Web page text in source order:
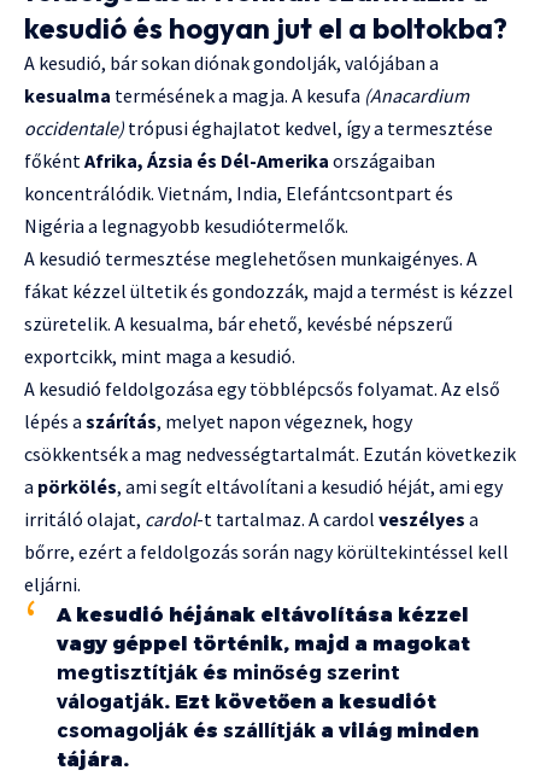
kesudió és hogyan jut el a boltokba?
A kesudió, bár sokan diónak gondolják, valójában a
kesualma termésének a magja. A kesufa (Anacardium
occidentale) trópusi éghajlatot kedvel, így a termesztése
főként Afrika, Ázsia és Dél-Amerika országaiban
koncentrálódik. Vietnám, India, Elefántcsontpart és
Nigéria a legnagyobb kesudiótermelők.
A kesudió termesztése meglehetősen munkaigényes. A
fákat kézzel ültetik és gondozzák, majd a termést is kézzel
szüretelik. A kesualma, bár ehető, kevésbé népszerű
exportcikk, mint maga a kesudió.
A kesudió feldolgozása egy többlépcsős folyamat. Az első
lépés a szárítás, melyet napon végeznek, hogy
csökkentsék a mag nedvességtartalmát. Ezután következik
a pörkölés, ami segít eltávolítani a kesudió héját, ami egy
irritáló olajat, cardol-t tartalmaz. A cardol veszélyes a
bőrre, ezért a feldolgozás során nagy körültekintéssel kell
eljárni.
A kesudió héjának eltávolítása kézzel
vagy géppel történik, majd a magokat
megtisztítják és minőség szerint
válogatják. Ezt követően a kesudiót
csomagolják és szállítják a világ minden
tájára.